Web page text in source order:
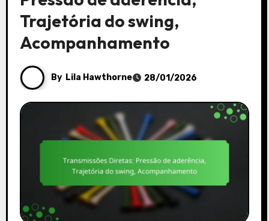
Trajetória do swing,
Acompanhamento
By Lila Hawthorne 28/01/2026